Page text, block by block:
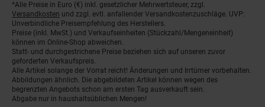
Fußnoten
*Alle Preise in Euro (€) inkl. gesetzlicher Mehrwertsteuer, zzgl.
Versandkosten und zzgl. evtl. anfallender Versandkostenzuschläge. UVP:
Unverbindliche Preisempfehlung des Herstellers.
Preise (inkl. MwSt.) und Verkaufseinheiten (Stückzahl/Mengeneinheit)
können im Online-Shop abweichen.
Statt- und durchgestrichene Preise beziehen sich auf unseren zuvor
geforderten Verkaufspreis.
Alle Artikel solange der Vorrat reicht! Änderungen und Irrtümer vorbehalten.
Abbildungen ähnlich. Die abgebildeten Artikel können wegen des
begrenzten Angebots schon am ersten Tag ausverkauft sein.
Abgabe nur in haushaltsüblichen Mengen!